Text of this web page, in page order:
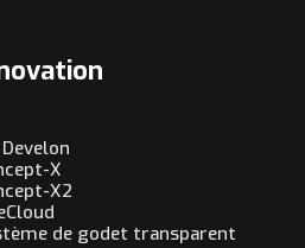
X
X2
de godet transparent